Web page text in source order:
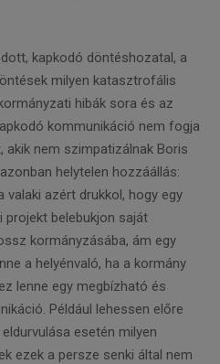
kapkodó döntéshozatal, a
milyen katasztrofális
hibák sora és az
kommunikáció nem fogja
nem szimpatizálnak Boris
helytelen hozzáállás:
valaki azért drukkol, hogy egy
projekt belebukjon saját
kormányzásába, ám egy
a helyénvaló, ha a kormány
lenne egy megbízható és
Például lehessen előre
esetén milyen
ezek a persze senki által nem